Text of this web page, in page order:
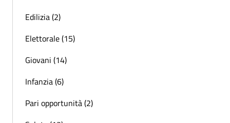
Edilizia (2)
Elettorale (15)
Giovani (14)
Infanzia (6)
Pari opportunità (2)